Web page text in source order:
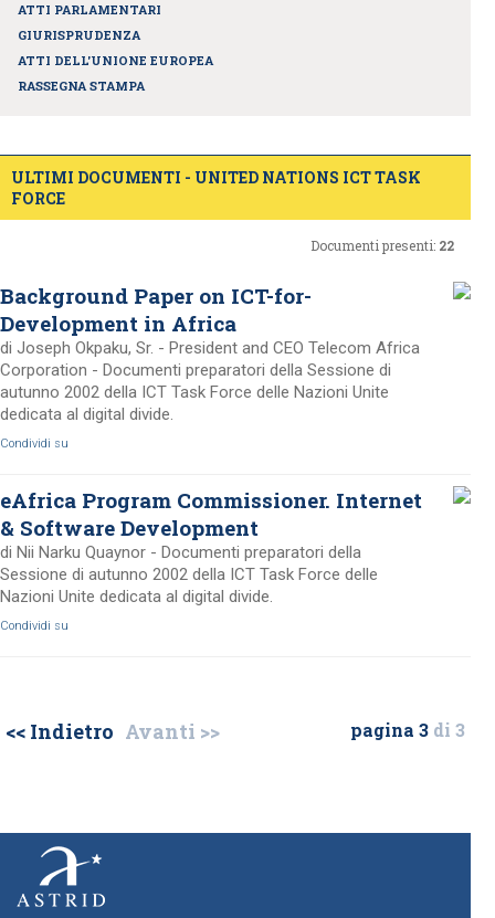
ATTI PARLAMENTARI
GIURISPRUDENZA
ATTI DELL'UNIONE EUROPEA
RASSEGNA STAMPA
ULTIMI DOCUMENTI - UNITED NATIONS ICT TASK
FORCE
Documenti presenti: 22
Background Paper on ICT-for-
Development in Africa
di Joseph Okpaku, Sr. - President and CEO Telecom Africa
Corporation - Documenti preparatori della Sessione di
autunno 2002 della ICT Task Force delle Nazioni Unite
dedicata al digital divide.
Condividi su
eAfrica Program Commissioner. Internet
& Software Development
di Nii Narku Quaynor - Documenti preparatori della
Sessione di autunno 2002 della ICT Task Force delle
Nazioni Unite dedicata al digital divide.
Condividi su
<< Indietro Avanti >> pagina 3di 3